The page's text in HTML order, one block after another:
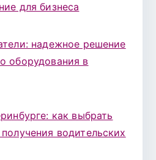
для бизнеса
надежное решение
оборудования в
как выбрать
водительских